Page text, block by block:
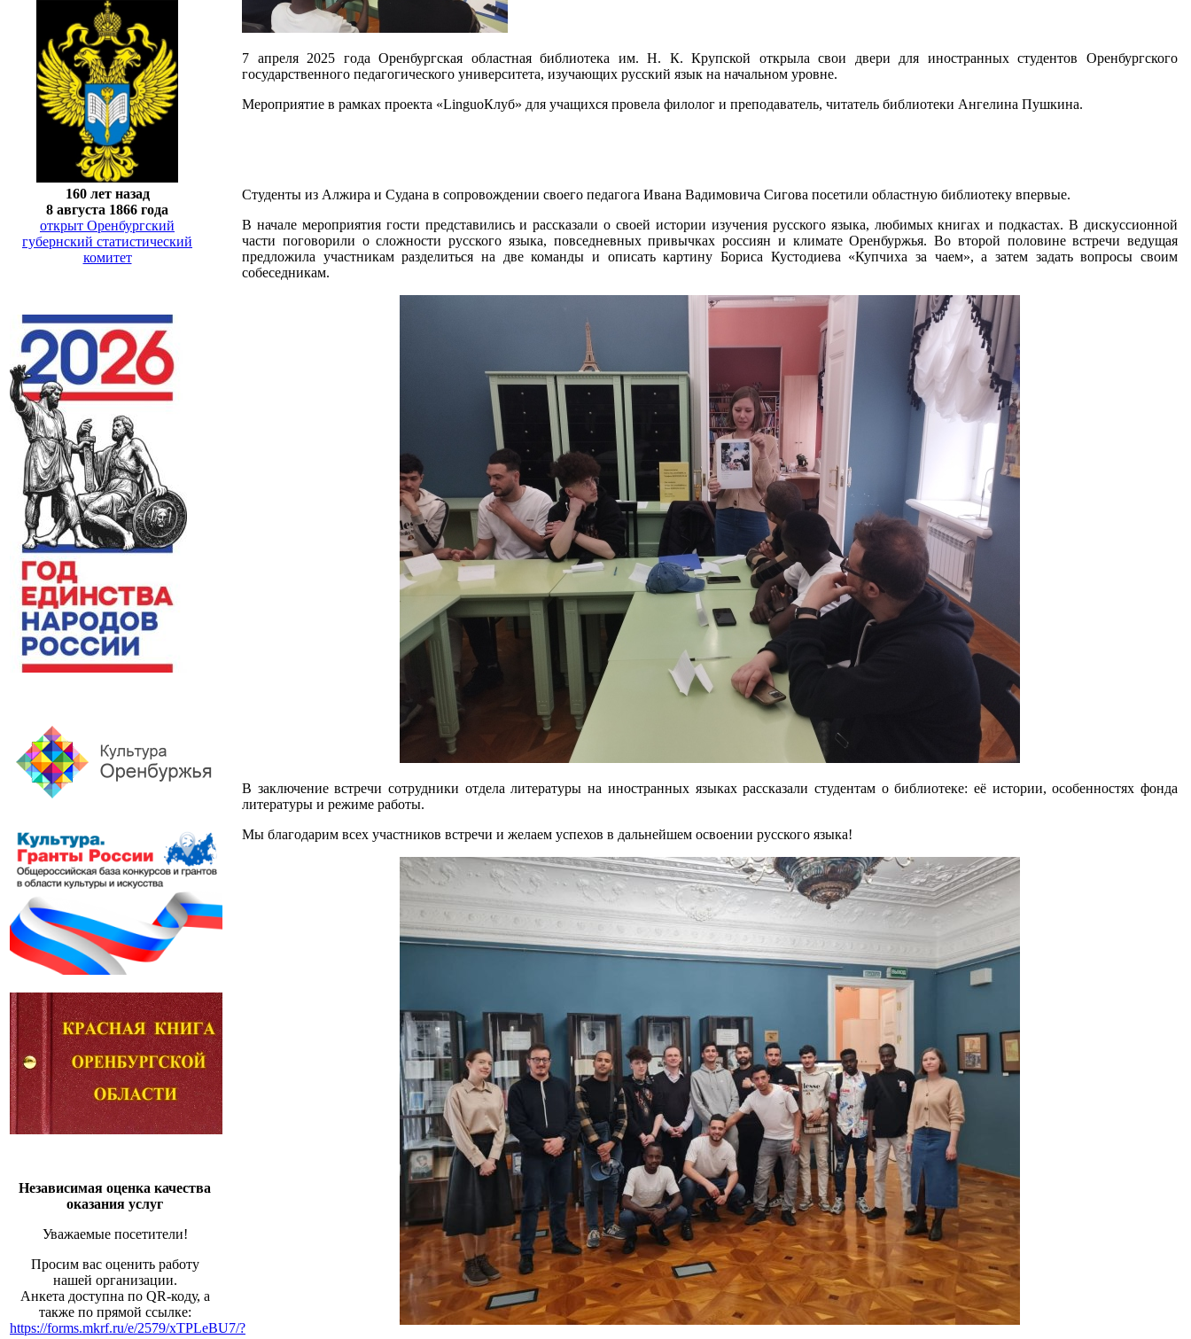
160 лет назад
8 августа 1866 года
открыт Оренбургский
губернский статистический
комитет
Независимая оценка качества
оказания услуг
Уважаемые посетители!
Просим вас оценить работу
нашей организации.
Анкета доступна по QR-коду, а
также по прямой ссылке:
https://forms.mkrf.ru/e/2579/xTPLeBU7/?
7 апреля 2025 года Оренбургская областная библиотека им. Н. К. Крупской открыла свои двери для иностранных студентов Оренбургского
государственного педагогического университета, изучающих русский язык на начальном уровне.
Мероприятие в рамках проекта «LinguoКлуб» для учащихся провела филолог и преподаватель, читатель библиотеки Ангелина Пушкина.
Студенты из Алжира и Судана в сопровождении своего педагога Ивана Вадимовича Сигова посетили областную библиотеку впервые.
В начале мероприятия гости представились и рассказали о своей истории изучения русского языка, любимых книгах и подкастах. В дискуссионной
части поговорили о сложности русского языка, повседневных привычках россиян и климате Оренбуржья. Во второй половине встречи ведущая
предложила участникам разделиться на две команды и описать картину Бориса Кустодиева «Купчиха за чаем», а затем задать вопросы своим
собеседникам.
В заключение встречи сотрудники отдела литературы на иностранных языках рассказали студентам о библиотеке: её истории, особенностях фонда
литературы и режиме работы.
Мы благодарим всех участников встречи и желаем успехов в дальнейшем освоении русского языка!